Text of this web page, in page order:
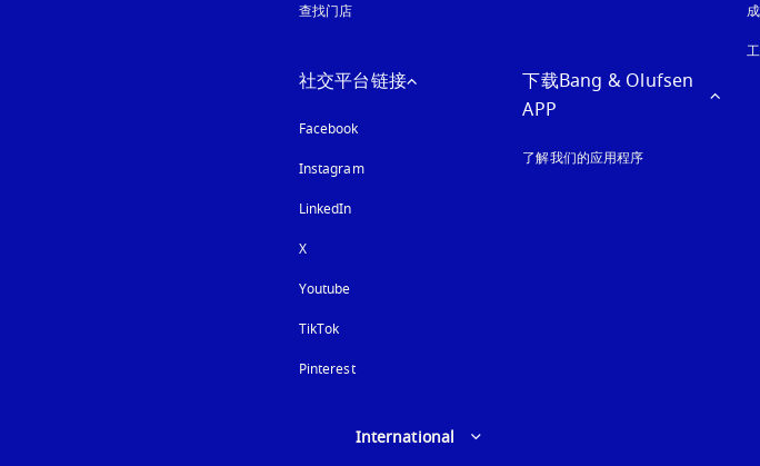
查找门店
社交平台链接
Facebook
Instagram在新选项卡中打开
LinkedIn
X
Youtube
TikTok
Pinterest
下载Bang & Olufsen
APP
了解我们的应用程序
Select country and language
International